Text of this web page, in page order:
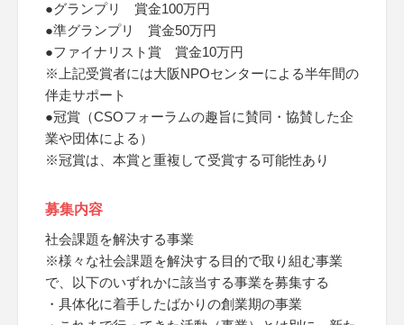
●グランプリ 賞金100万円
●準グランプリ 賞金50万円
●ファイナリスト賞 賞金10万円
※上記受賞者には大阪NPOセンターによる半年間の
伴走サポート
●冠賞（CSOフォーラムの趣旨に賛同・協賛した企
業や団体による）
※冠賞は、本賞と重複して受賞する可能性あり
募集内容
社会課題を解決する事業
※様々な社会課題を解決する目的で取り組む事業
で、以下のいずれかに該当する事業を募集する
・具体化に着手したばかりの創業期の事業